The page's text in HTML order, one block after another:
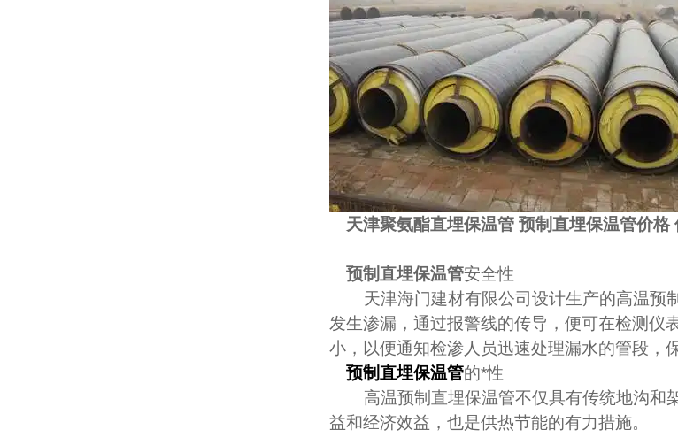
天津聚氨酯直埋保温管 预制直埋保温管价格
预制直埋保温管安全性
天津海门建材有限公司设计生产的高温预
发生渗漏，通过报警线的传导，便可在检测仪
小，以便通知检渗人员迅速处理漏水的管段，
预制直埋保温管的*性
高温预制直埋保温管不仅具有传统地沟和
益和经济效益，也是供热节能的有力措施。